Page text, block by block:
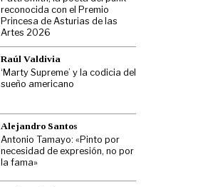
reconocida con el Premio
Princesa de Asturias de las
Artes 2026
Raúl Valdivia
‘Marty Supreme’ y la codicia del
sueño americano
Alejandro Santos
Antonio Tamayo: «Pinto por
necesidad de expresión, no por
la fama»